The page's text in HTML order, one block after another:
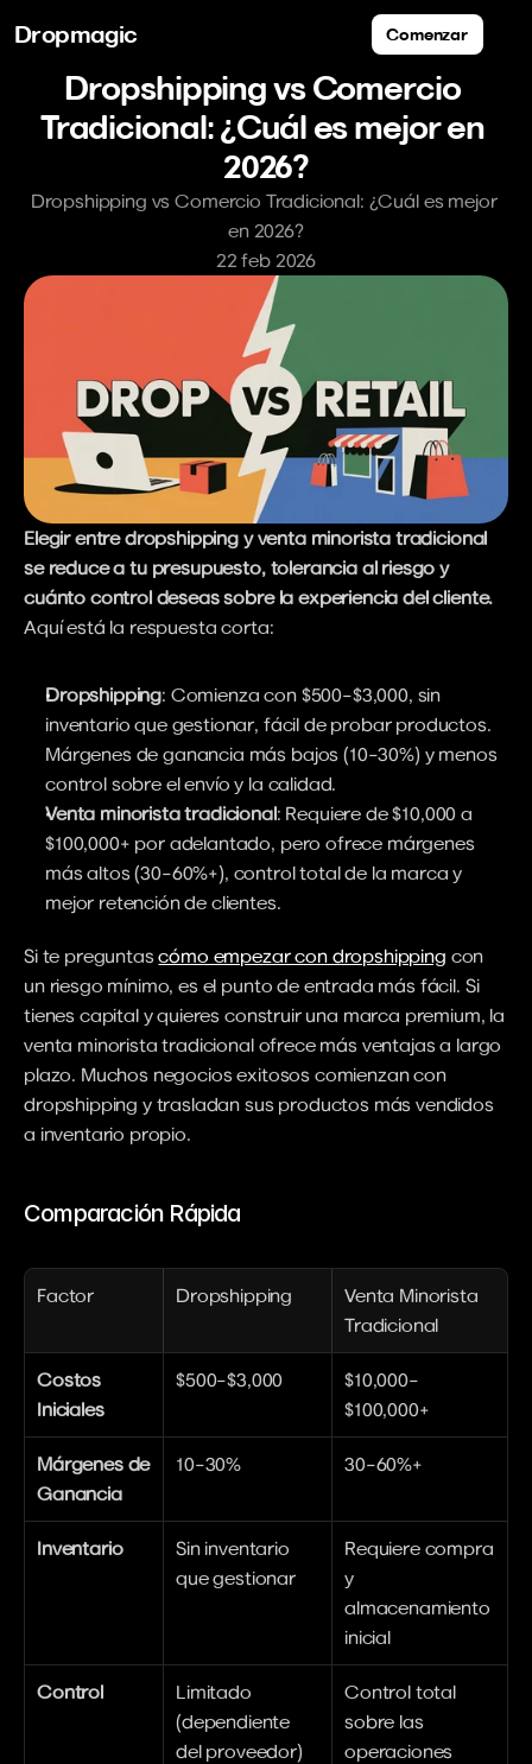
Dropmagic Comenzar
Dropshipping vs Comercio
Tradicional: ¿Cuál es mejor en
2026?
Dropshipping vs Comercio Tradicional: ¿Cuál es mejor
en 2026?
22 feb 2026
Elegir entre dropshipping y venta minorista tradicional
se reduce a tu presupuesto, tolerancia al riesgo y
cuánto control deseas sobre la experiencia del cliente.
Aquí está la respuesta corta:
Dropshipping: Comienza con $500–$3,000, sin
inventario que gestionar, fácil de probar productos.
Márgenes de ganancia más bajos (10–30%) y menos
control sobre el envío y la calidad.
Venta minorista tradicional: Requiere de $10,000 a
$100,000+ por adelantado, pero ofrece márgenes
más altos (30–60%+), control total de la marca y
mejor retención de clientes.
Si te preguntas cómo empezar con dropshipping con
un riesgo mínimo, es el punto de entrada más fácil. Si
tienes capital y quieres construir una marca premium, la
venta minorista tradicional ofrece más ventajas a largo
plazo. Muchos negocios exitosos comienzan con
dropshipping y trasladan sus productos más vendidos
a inventario propio.
Comparación Rápida
Factor Dropshipping
Venta Minorista
Tradicional
Costos
Iniciales
$500–$3,000
$10,000–
$100,000+
Márgenes de
Ganancia
10–30% 30–60%+
Inventario
Sin inventario
que gestionar
Requiere compra
y
almacenamiento
inicial
Control
Limitado
(dependiente
del proveedor)
Control total
sobre las
operaciones